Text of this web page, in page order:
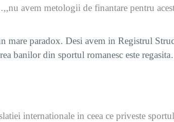
avem metologii de finantare pentru
mare paradox. Desi avem in Registrul
banilor din sportul romanesc este
internationale in ceea ce priveste